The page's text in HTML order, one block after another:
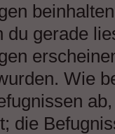
du gerade
Wie
die